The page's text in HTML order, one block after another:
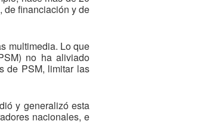
de financiación y de
multimedia. Lo que
no ha aliviado
de PSM, limitar las
y generalizó esta
nacionales, e